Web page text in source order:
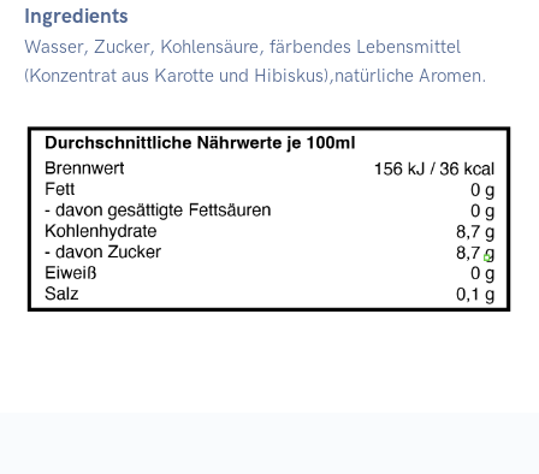
Ingredients
Wasser, Zucker, Kohlensäure, färbendes Lebensmittel
(Konzentrat aus Karotte und Hibiskus),natürliche Aromen.